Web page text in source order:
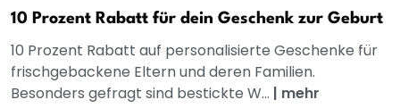
10 Prozent Rabatt für dein Geschenk zur Geburt
10 Prozent Rabatt auf personalisierte Geschenke für
frischgebackene Eltern und deren Familien.
Besonders gefragt sind bestickte W... | mehr